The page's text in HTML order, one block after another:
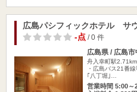
広島パシフィックホテル サ
-点/ 0 件
広島県 / 広島市
舟入幸町駅2.71km
・広島バス21番
｢八丁堀｣…
営業時間 5:00～